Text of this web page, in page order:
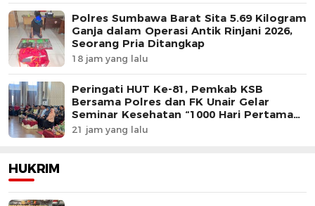
Polres Sumbawa Barat Sita 5.69 Kilogram
Ganja dalam Operasi Antik Rinjani 2026,
Seorang Pria Ditangkap
18 jam yang lalu
Peringati HUT Ke-81, Pemkab KSB
Bersama Polres dan FK Unair Gelar
Seminar Kesehatan “1000 Hari Pertama
Kehidupan”
21 jam yang lalu
HUKRIM